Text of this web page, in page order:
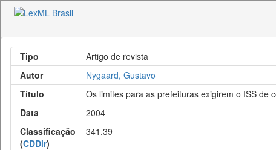
Tipo
Artigo de revista
Autor
Nygaard, Gustavo
Título
Os limites para as prefeituras exigirem o ISS de
Data
2004
Classificação
(CDDir)
341.39